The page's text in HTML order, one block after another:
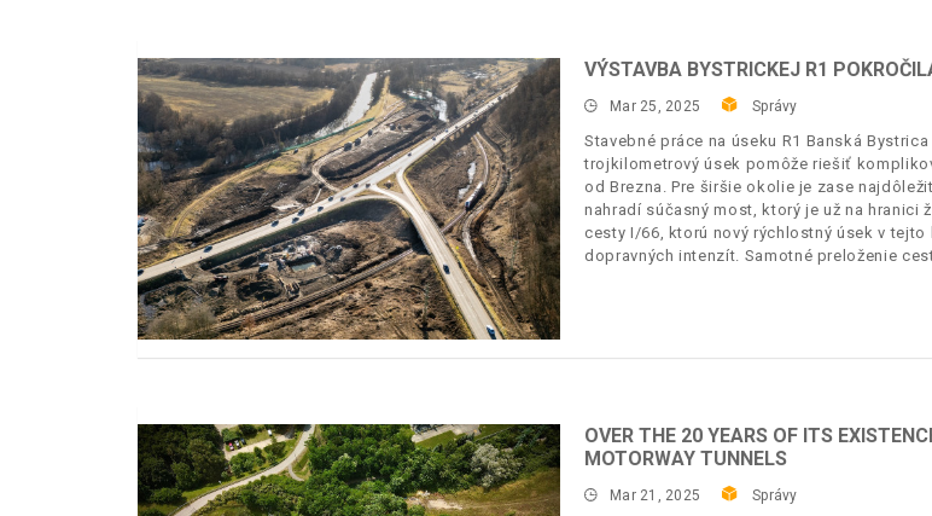
VÝSTAVBA BYSTRICKEJ R1
Mar 25, 2025 Správy
Stavebné práce na úseku R1 Banská
trojkilometrový úsek pomôže riešiť
od Brezna. Pre širšie okolie je zase
nahradí súčasný most, ktorý je už na
cesty I/66, ktorú nový rýchlostný úsek v
dopravných intenzít. Samotné preloženie
OVER THE 20 YEARS OF ITS
MOTORWAY TUNNELS
Mar 21, 2025 Správy